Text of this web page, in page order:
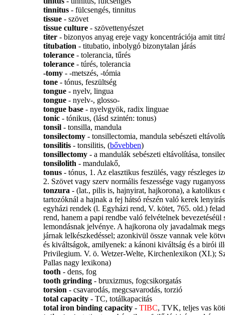
tinnitus- fülcsengés, tinnitus
tissue- szövet
tissue culture- szövettenyészet
titer- bizonyos anyag ereje vagy koncentrációja amit
titubation - titubatio, inbolygó bizonytalan járás
tolerance- tolerancia, tűrés
tolerance- túrés, tolerancia
-tomy- -metszés, -tómia
tone- tónus, feszültség
tongue- nyelv, lingua
tongue- nyelv-, glosso-
tongue base- nyelvgyök, radix linguae
tonic- tónikus, (lásd szintén: tonus)
tonsil- tonsilla, mandula
tonsilectomy- tonsillectomia, mandula sebészeti
tonsilitis- tonsilitis, (bővebben)
tonsillectomy- a mandulák sebészeti eltávolítása,
tonsilolith - mandulakő,
tonus- tónus, 1. Az elasztikus feszülés, vagy részleges
2. Szövet vagy szerv normális feszessége vagy
tonzura - (lat., pilis is, hajnyirat, hajkorona), a katolikus
tartozóknál a hajnak a fej hátsó részén való kerek
egyházi rendek (l. Egyházi rend, V. kötet, 765. old.)
rend, hanem a papi rendbe való felvételnek
lemondásnak jelvénye. A hajkorona oly javadalmak
járnak lelkészkedéssel; azonkivül össze vannak vele
és kiváltságok, amilyenek: a kánoni kiváltság és a birói
Privilegium. V. ö. Wetzer-Welte, Kirchenlexikon (XI.);
Pallas nagy lexikona)
tooth - dens, fog
tooth grinding- bruxizmus, fogcsikorgatás
torsion - csavarodás, megcsavarodás, torzió
total capacity- TC, totálkapacitás
total iron binding capacity - TIBC, TVK, teljes vas